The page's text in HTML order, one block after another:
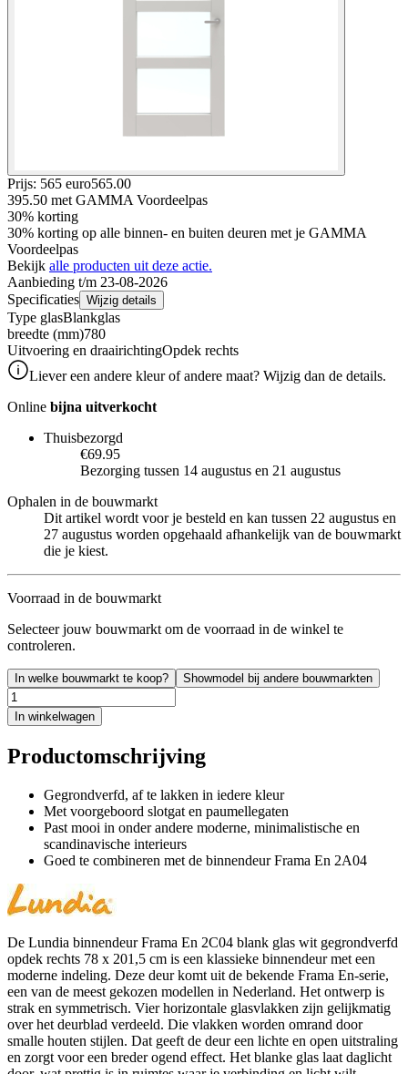
Prijs: 565 euro565.00
395.50 met GAMMA Voordeelpas
30% korting
30% korting op alle binnen- en buiten deuren met je GAMMA
Voordeelpas
Bekijk alle producten uit deze actie.
Aanbieding t/m 23-08-2026
Specificaties Wijzig details
Type glasBlankglas
breedte (mm)780
Uitvoering en draairichtingOpdek rechts
Liever een andere kleur of andere maat? Wijzig dan de details.
Online bijna uitverkocht
Thuisbezorgd
€69.95
Bezorging tussen 14 augustus en 21 augustus
Ophalen in de bouwmarkt
Dit artikel wordt voor je besteld en kan tussen 22 augustus en
27 augustus worden opgehaald afhankelijk van de bouwmarkt
die je kiest.
Voorraad in de bouwmarkt
Selecteer jouw bouwmarkt om de voorraad in de winkel te
controleren.
In welke bouwmarkt te koop? Showmodel bij andere bouwmarkten
In winkelwagen
Productomschrijving
Gegrondverfd, af te lakken in iedere kleur
Met voorgeboord slotgat en paumellegaten
Past mooi in onder andere moderne, minimalistische en
scandinavische interieurs
Goed te combineren met de binnendeur Frama En 2A04
De Lundia binnendeur Frama En 2C04 blank glas wit gegrondverfd
opdek rechts 78 x 201,5 cm is een klassieke binnendeur met een
moderne indeling. Deze deur komt uit de bekende Frama En-serie,
een van de meest gekozen modellen in Nederland. Het ontwerp is
strak en symmetrisch. Vier horizontale glasvlakken zijn gelijkmatig
over het deurblad verdeeld. Die vlakken worden omrand door
smalle houten stijlen. Dat geeft de deur een lichte en open uitstraling
en zorgt voor een breder ogend effect. Het blanke glas laat daglicht